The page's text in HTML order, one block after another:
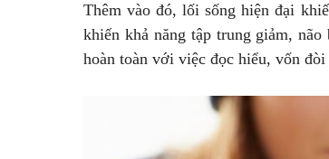
Thêm vào đó, lối sống hiện đại
khiến khả năng tập trung giảm,
hoàn toàn với việc đọc hiểu, vốn